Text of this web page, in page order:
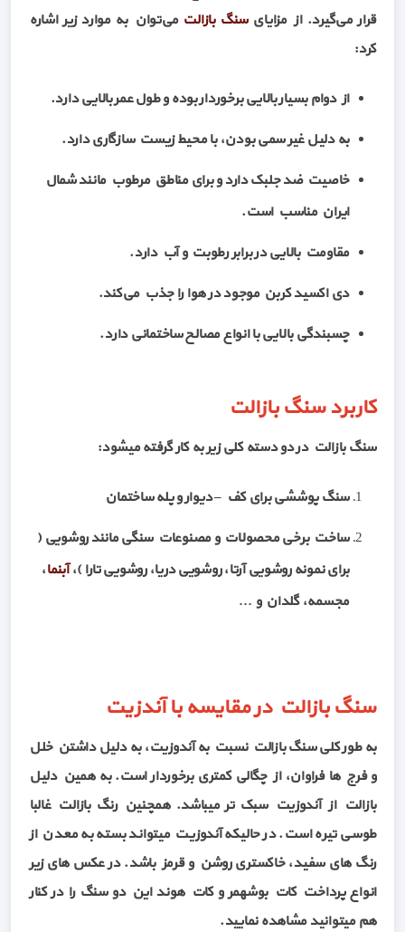
قرار می‌گیرد. از مزایایسنگ بازالت می‌توان به موارد زیر اشاره
کرد:
از دوام بسیار بالایی برخوردار بوده و طول عمر بالایی دارد.
به دلیل غیر سمی بودن، با محیط زیست سازگاری دارد.
خاصیت ضد جلبک دارد و برای مناطق مرطوب مانند شمال
ایران مناسب است.
مقاومت بالایی در برابر رطوبت و آب دارد.
دی اکسید کربن موجود در هوا را جذب می‌کند.
چسبندگی بالایی با انواع مصالح ساختمانی دارد.
کاربرد سنگ بازالت
سنگ بازالت در دو دسته کلی زیر به کار گرفته میشود:
سنگ پوششی برای کف – دیوار و پله ساختمان
ساخت برخی محصولات و مصنوعات سنگی مانند روشویی (
برای نمونه روشویی آرتا، روشویی دریا، روشویی تارا )،آبنما،
مجسمه، گلدان و …
سنگ بازالت در مقایسه با آندزیت
به طور کلی سنگ بازالت نسبت به آندوزیت، به دلیل داشتن خلل
و فرج ها فراوان، از چگالی کمتری برخوردار است. به همین دلیل
بازالت از آندوزیت سبک تر میباشد. همچنین رنگ بازالت غالبا
طوسی تیره است. در حالیکه آندوزیت میتواند بسته به معدن از
رنگ های سفید، خاکستری روشن و قرمز باشد. در عکس های زیر
انواع پرداخت کات بوشهمر و کات هوند این دو سنگ را در کنار
هم میتوانید مشاهده نمایید.